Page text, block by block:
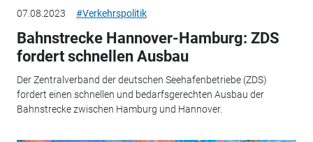
07.08.2023 #Verkehrspolitik
Bahnstrecke Hannover-Hamburg: ZDS
fordert schnellen Ausbau
Der Zentralverband der deutschen Seehafenbetriebe (ZDS)
fordert einen schnellen und bedarfsgerechten Ausbau der
Bahnstrecke zwischen Hamburg und Hannover.